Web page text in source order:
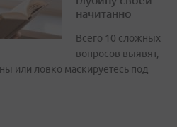
начитанно
Всего 10 сложных
вопросов выявят,
или ловко маскируетесь под